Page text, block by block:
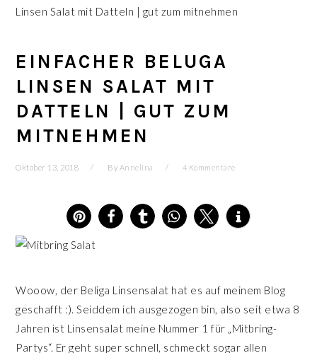
Linsen Salat mit Datteln | gut zum mitnehmen
EINFACHER BELUGA
LINSEN SALAT MIT
DATTELN | GUT ZUM
MITNEHMEN
Oktober 13, 2018 By Annelina 4 Kommentare
964
Wooow, der Beliga Linsensalat hat es auf meinem Blog
geschafft :). Seiddem ich ausgezogen bin, also seit etwa 8
Jahren ist Linsensalat meine Nummer 1 für „Mitbring-
Partys“. Er geht super schnell, schmeckt sogar allen